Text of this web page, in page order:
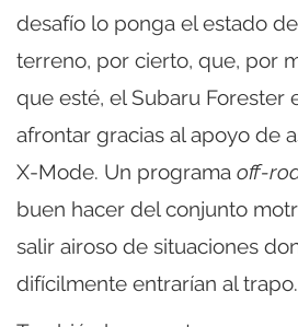
desafío lo ponga el estado
terreno, por cierto, que, por
que esté, el Subaru Forester
afrontar gracias al apoyo de
X-Mode. Un programa off-
buen hacer del conjunto
salir airoso de situaciones
difícilmente entrarían al trapo.